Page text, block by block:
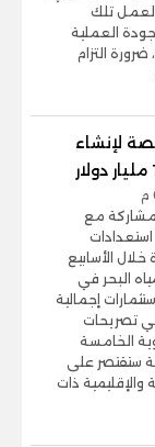
لعمل تلك
العملية
ضرورة التزام
لإنشاء
مع
استعدادات
الأسابيع
البحر في
إجمالية
في تصريحات
الخامسة
ستقتصر على
ذات